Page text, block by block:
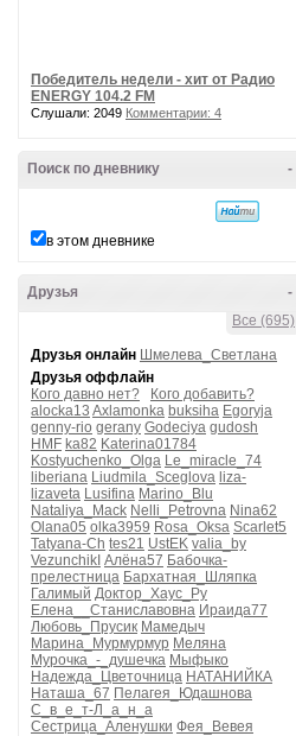
Победитель недели - хит от Радио
ENERGY 104.2 FM
Слушали: 2049 Комментарии: 4
-
Поиск по дневнику
в этом дневнике
-
Друзья
Все (695)
Друзья онлайн Шмелева_Светлана
Друзья оффлайн
Кого давно нет?
Кого добавить?
alocka13 Axlamonka buksiha Egoryja
genny-rio gerany Godeciya gudosh
HMF ka82 Katerina01784
Kostyuchenko_Olga Le_miracle_74
liberiana Liudmila_Sceglova liza-
lizaveta Lusifina Marino_Blu
Nataliya_Mack Nelli_Petrovna Nina62
Olana05 olka3959 Rosa_Oksa Scarlet5
Tatyana-Ch tes21 UstEK valia_by
VezunchikI Алёна57 Бабочка-
прелестница Бархатная_Шляпка
Галимый Доктор_Хаус_Ру
Елена__Станиславовна Ираида77
Любовь_Прусик Мамедыч
Марина_Мурмурмур Меляна
Мурочка_-_душечка Мыфыко
Надежда_Цветочница НАТАНИЙКА
Наташа_67 Пелагея_Юдашнова
С_в_е_т-Л_а_н_а
Сестрица_Аленушки Фея_Вевея